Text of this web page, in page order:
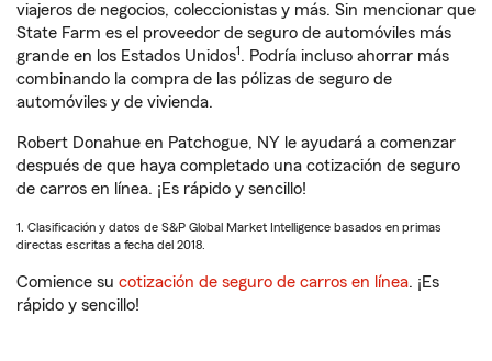
viajeros de negocios, coleccionistas y más. Sin mencionar que
State Farm es el proveedor de seguro de automóviles más
grande en los Estados Unidos1. Podría incluso ahorrar más
combinando la compra de las pólizas de seguro de
automóviles y de vivienda.
Robert Donahue en Patchogue, NY le ayudará a comenzar
después de que haya completado una cotización de seguro
de carros en línea. ¡Es rápido y sencillo!
1. Clasificación y datos de S&P Global Market Intelligence basados en primas
directas escritas a fecha del 2018.
Comience su cotización de seguro de carros en línea. ¡Es
rápido y sencillo!